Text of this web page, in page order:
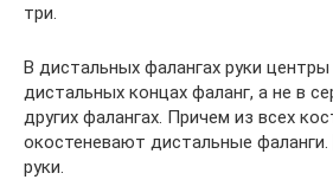
три.
В дистальных фалангах руки
дистальных концах фаланг, а не в
других фалангах. Причем из всех
окостеневают дистальные фаланги.
руки.